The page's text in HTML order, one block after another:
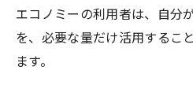
エコノミーの利用者は、自分
を、必要な量だけ活用するこ
ます。